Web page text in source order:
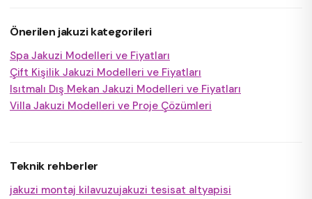
Önerilen jakuzi kategorileri
Spa Jakuzi Modelleri ve Fiyatları
Çift Kişilik Jakuzi Modelleri ve Fiyatları
Isıtmalı Dış Mekan Jakuzi Modelleri ve Fiyatları
Villa Jakuzi Modelleri ve Proje Çözümleri
Teknik rehberler
jakuzi montaj kilavuzujakuzi tesisat altyapisi